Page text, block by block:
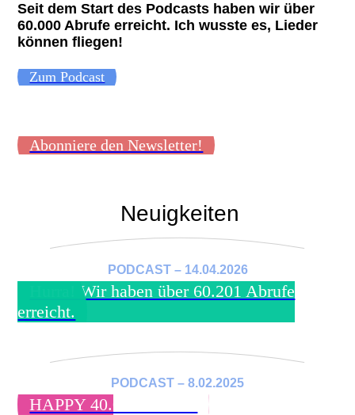
Seit dem Start des Podcasts haben wir über
60.000 Abrufe erreicht. Ich wusste es, Lieder
können fliegen!
Zum Podcast
Abonniere den Newsletter!
Neuigkeiten
PODCAST – 14.04.2026
Hurra! Wir haben über 60.201 Abrufe
erreicht.
PODCAST – 8.02.2025
HAPPY 40.005 Abrufe!